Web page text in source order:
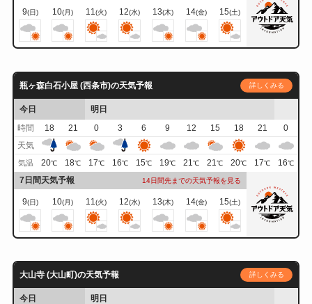
9(日) 10(月) 11(火) 12(水) 13(木) 14(金) 15(土)
瓶ヶ森白石小屋 (西条市)の天気予報 詳しくみる
今日
明日
時間
18 21 0 3 6 9 12 15 18 21
0
天気
気温 20℃ 18℃ 17℃ 16℃ 15℃ 19℃ 21℃ 21℃ 20℃ 17℃ 16℃
7日間天気予報 14日間先までの天気予報を見る
9(日) 10(月) 11 (火) 12(水) 13(木) 14(金) 15(土)
大山寺 (大山町)の天気予報 詳しくみる
今日
明日